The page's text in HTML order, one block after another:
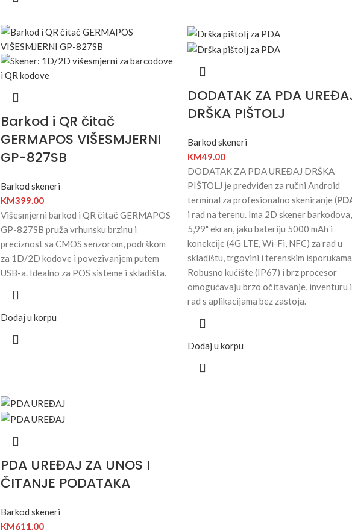
Barkod i QR čitač
GERMAPOS VIŠESMJERNI
GP-827SB
Barkod skeneri
KM399.00
Višesmjerni barkod i QR čitač GERMAPOS
GP-827SB pruža vrhunsku brzinu i
preciznost sa CMOS senzorom, podrškom
za 1D/2D kodove i povezivanjem putem
USB-a. Idealno za POS sisteme i skladišta.
Dodaj u korpu
DODATAK ZA PDA
DRŠKA PIŠTOLJ
Barkod skeneri
KM49.00
DODATAK ZA PDA UREĐAJ DRŠKA
PIŠTOLJ je predviđen za ručni Android
terminal za profesionalno skeniranje (
i rad na terenu. Ima 2D skener barkodova,
5,99" ekran, jaku bateriju 5000 mAh i
konekcije (4G LTE, Wi-Fi, NFC) za rad u
skladištu, trgovini i terenskim
Robusno kućište (IP67) i brz procesor
omogućavaju brzo očitavanje, inventuru i
rad s aplikacijama bez zastoja.
Dodaj u korpu
PDA UREĐAJ ZA UNOS I
ČITANJE PODATAKA
Barkod skeneri
KM611.00